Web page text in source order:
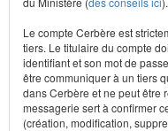
Le compte Cerbère est
tiers. Le titulaire du compte
identifiant et son mot de
être communiquer à un tiers
dans Cerbère et ne peut être
messagerie sert à confirmer
(création, modification,